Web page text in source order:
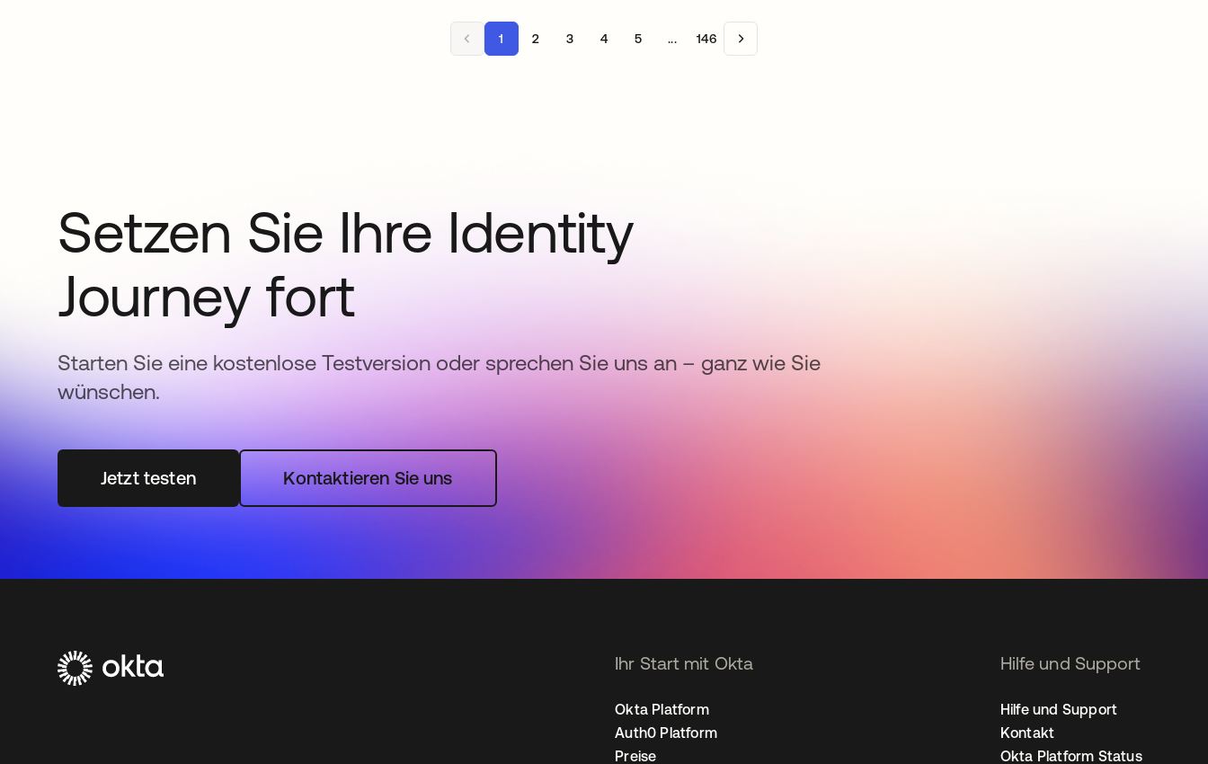
1 2 3 4 5 ... 146
Setzen Sie Ihre Identity
Journey fort
Starten Sie eine kostenlose Testversion oder sprechen Sie uns an – ganz wie Sie
wünschen.
Jetzt testen Kontaktieren Sie uns
Ihr Start mit Okta
Okta Platform
Auth0 Platform
Preise
Hilfe und Support
Hilfe und Support
Kontakt
Okta Platform Status